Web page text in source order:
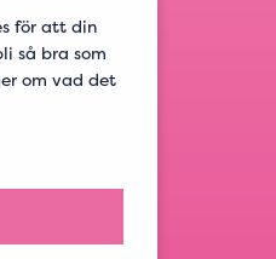
för att din
så bra som
om vad det